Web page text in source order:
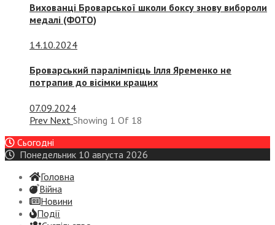
Вихованці Броварської школи боксу знову вибороли
медалі (ФОТО)
14.10.2024
Броварський паралімпієць Ілля Яременко не
потрапив до вісімки кращих
07.09.2024
Prev Next Showing 1 Of 18
Сьогодні
Понедельник 10 августа 2026
Головна
Війна
Новини
Події